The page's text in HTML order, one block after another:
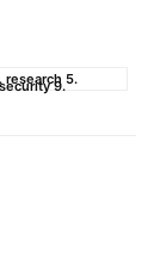
research 5.
9.